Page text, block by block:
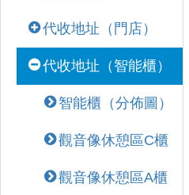
代收地址（門店）
代收地址（智能櫃）
智能櫃（分佈圖）
觀音像休憩區C櫃
觀音像休憩區A櫃